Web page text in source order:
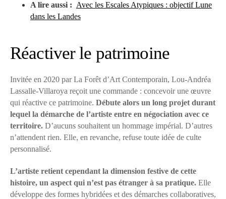
A lire aussi : Avec les Escales Atypiques : objectif Lune
dans les Landes
Réactiver le patrimoine
Invitée en 2020 par La Forêt d’Art Contemporain, Lou-Andréa
Lassalle-Villaroya reçoit une commande : concevoir une œuvre
qui réactive ce patrimoine. Débute alors un long projet durant
lequel la démarche de l’artiste entre en négociation avec ce
territoire. D’aucuns souhaitent un hommage impérial. D’autres
n’attendent rien. Elle, en revanche, refuse toute idée de culte
personnalisé.
L’artiste retient cependant la dimension festive de cette
histoire, un aspect qui n’est pas étranger à sa pratique. Elle
développe des formes hybridées et des démarches collaboratives,